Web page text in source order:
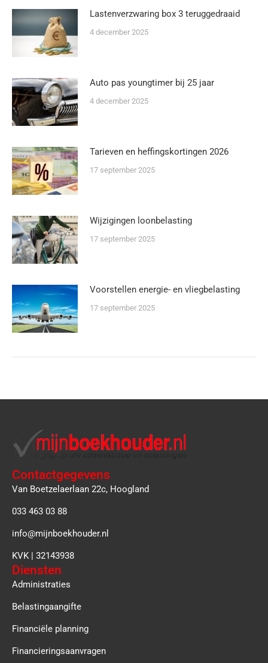
Lastenverzwaring box 3 teruggedraaid
4 december 2025
Auto pas youngtimer bij 25 jaar
4 december 2025
Tarieven en heffingskortingen 2026
17 september 2025
Wijzigingen loonbelasting
17 september 2025
Voorstellen energie- en vliegbelasting
17 september 2025
Contactgegevens
Van Boetzelaerlaan 22c, Hoogland
033 463 03 88
info@mijnboekhouder.nl
KVK | 32143938
Diensten
Administraties
Belastingaangifte
Financiële planning
Financieringsaanvragen